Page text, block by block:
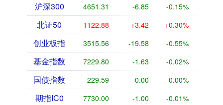
沪深300 4651.31 -6.85 -0.15%
北证50 1122.88 +3.42 +0.30%
创业板指 3515.56 -19.58 -0.55%
基金指数 7229.80 -1.63 -0.02%
国债指数 229.59 -0.00 0.00%
期指IC0 7730.00 -1.00 -0.01%